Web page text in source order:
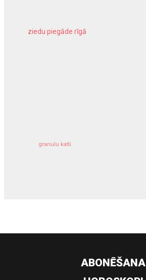
ziedu piegāde rīgā
granulu katli
ABONĒŠANA